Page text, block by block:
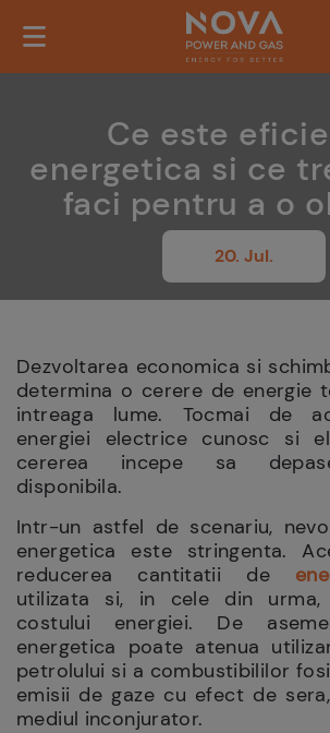
Ce este
energetica si ce
faci pentru a o
20. Jul.
Dezvoltarea economica si
determina o cerere de energie
intreaga lume. Tocmai de
energiei electrice cunosc si
cererea incepe sa
disponibila.
Intr-un astfel de scenariu,
energetica este stringenta.
reducerea cantitatii de
utilizata si, in cele din urma,
costului energiei. De
energetica poate atenua
petrolului si a combustibililor
emisii de gaze cu efect de
mediul inconjurator.